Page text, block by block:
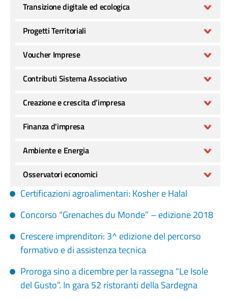
Certificazioni agroalimentari: Kosher e Halal
Concorso “Grenaches du Monde” – edizione 2018
Crescere imprenditori: 3^ edizione del percorso
formativo e di assistenza tecnica
Proroga sino a dicembre per la rassegna “Le Isole
del Gusto”. In gara 52 ristoranti della Sardegna
Transizione digitale ed ecologica
Progetti Territoriali
Voucher Imprese
Contributi Sistema Associativo
Creazione e crescita d’impresa
Finanza d'impresa
Ambiente e Energia
Osservatori economici